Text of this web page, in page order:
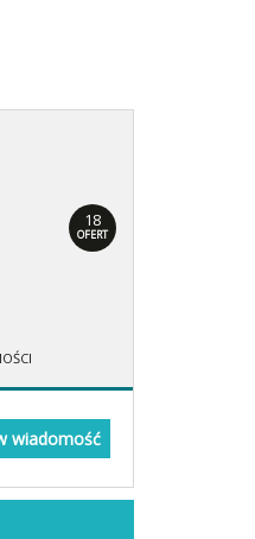
18
OFERT
wiadomość